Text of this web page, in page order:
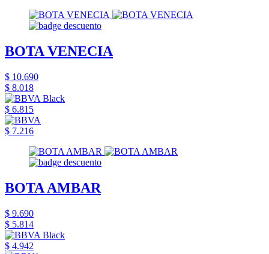
BOTA VENECIA
$ 10.690
$ 8.018
$ 6.815
$ 7.216
BOTA AMBAR
$ 9.690
$ 5.814
$ 4.942